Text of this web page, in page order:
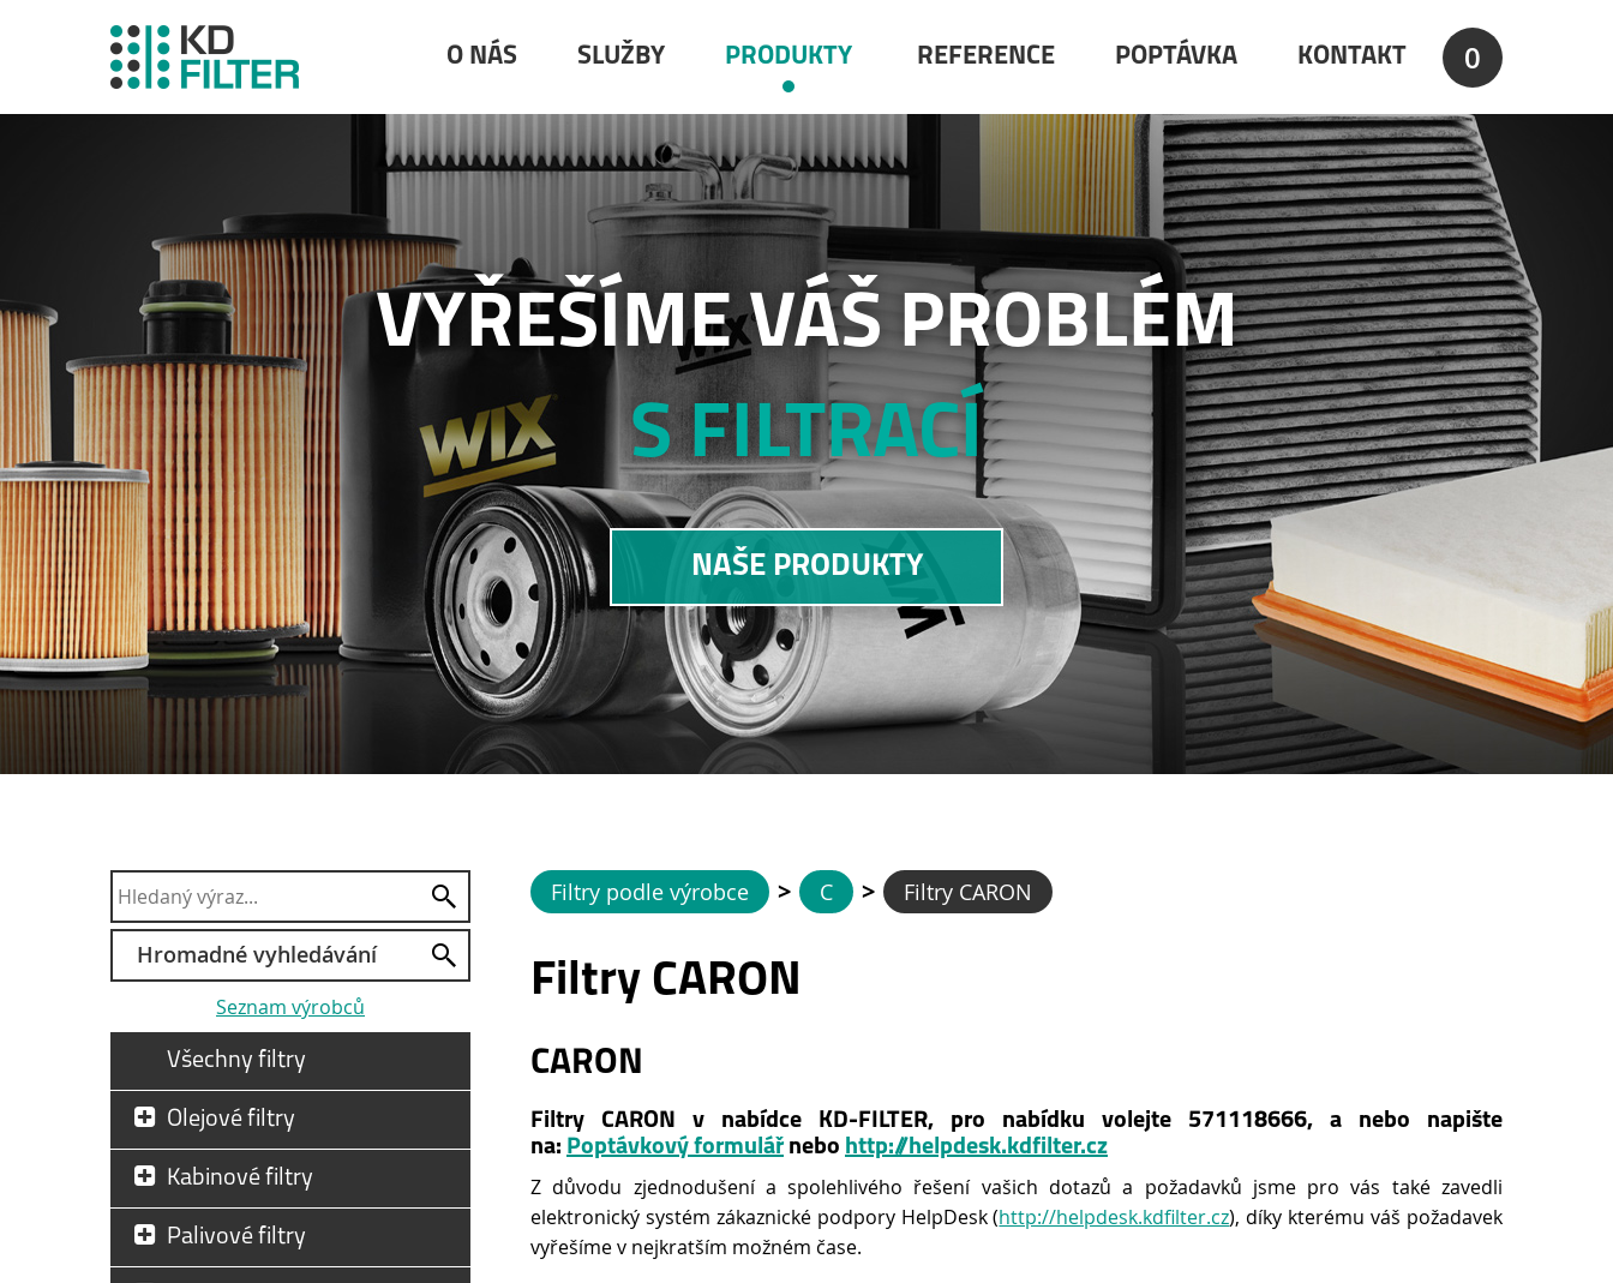
O NÁS SLUŽBY PRODUKTY REFERENCE POPTÁVKA KONTAKT 0
VYŘEŠÍME VÁŠ PROBLÉM
S FILTRACÍ
NAŠE PRODUKTY
Hromadné vyhledávání
Seznam výrobců
Všechny filtry
Olejové filtry
Kabinové filtry
Palivové filtry
Filtry podle výrobce > C > Filtry CARON
Filtry CARON
CARON
Filtry CARON v nabídce KD-FILTER, pro nabídku volejte 571118666, a nebo napište
na: Poptávkový formulář nebo http://helpdesk.kdfilter.cz
Z důvodu zjednodušení a spolehlivého řešení vašich dotazů a požadavků jsme pro vás také zavedli
elektronický systém zákaznické podpory HelpDesk (http://helpdesk.kdfilter.cz), díky kterému váš požadavek
vyřešíme v nejkratším možném čase.